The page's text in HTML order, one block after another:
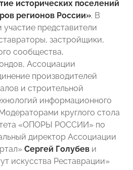
исторических поселений
регионов России». В
представители
застройщики,
сообщества,
Ассоциации
производителей
и строительной
информационного
круглого стола
«ОПОРЫ РОССИИ» по
директор Ассоциации
Сергей Голубев и
искусства Реставрации»